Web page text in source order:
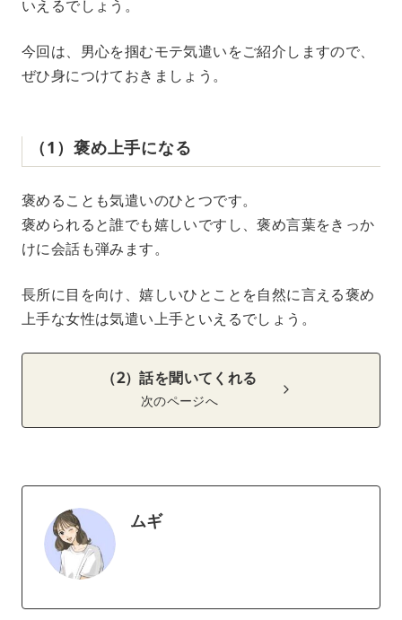
いえるでしょう。
今回は、男心を掴むモテ気遣いをご紹介しますので、
ぜひ身につけておきましょう。
（1）褒め上手になる
褒めることも気遣いのひとつです。
褒められると誰でも嬉しいですし、褒め言葉をきっか
けに会話も弾みます。
長所に目を向け、嬉しいひとことを自然に言える褒め
上手な女性は気遣い上手といえるでしょう。
（2）話を聞いてくれる
次のページへ
ムギ